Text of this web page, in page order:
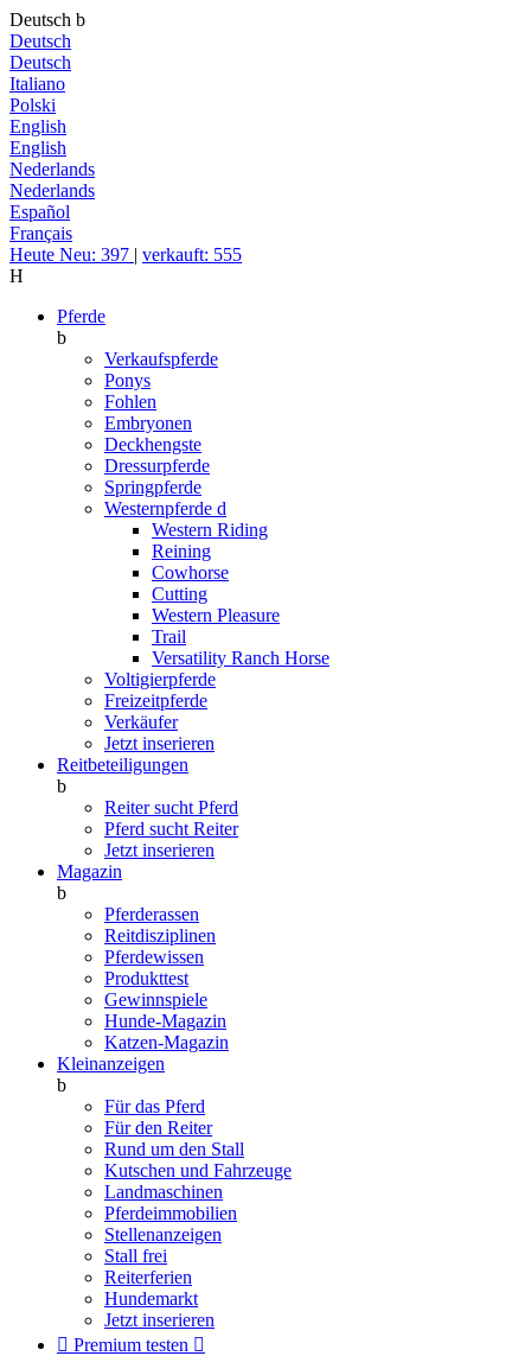
Deutsch b
Deutsch
Deutsch
Italiano
Polski
English
English
Nederlands
Nederlands
Español
Français
Heute Neu: 397 | verkauft: 555
H
Pferde
b
Verkaufspferde
Ponys
Fohlen
Embryonen
Deckhengste
Dressurpferde
Springpferde
Westernpferde d
Western Riding
Reining
Cowhorse
Cutting
Western Pleasure
Trail
Versatility Ranch Horse
Voltigierpferde
Freizeitpferde
Verkäufer
Jetzt inserieren
Reitbeteiligungen
b
Reiter sucht Pferd
Pferd sucht Reiter
Jetzt inserieren
Magazin
b
Pferderassen
Reitdisziplinen
Pferdewissen
Produkttest
Gewinnspiele
Hunde-Magazin
Katzen-Magazin
Kleinanzeigen
b
Für das Pferd
Für den Reiter
Rund um den Stall
Kutschen und Fahrzeuge
Landmaschinen
Pferdeimmobilien
Stellenanzeigen
Stall frei
Reiterferien
Hundemarkt
Jetzt inserieren
 Premium testen 